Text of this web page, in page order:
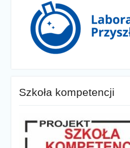
Szkoła kompetencji